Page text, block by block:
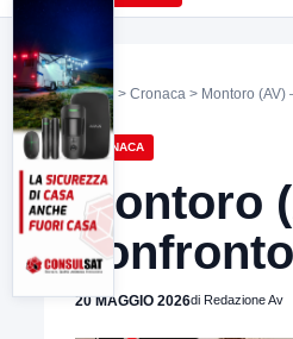
Home > Cronaca > Montoro (AV)
CRONACA
Montoro
20 MAGGIO 2026di Redazione Av